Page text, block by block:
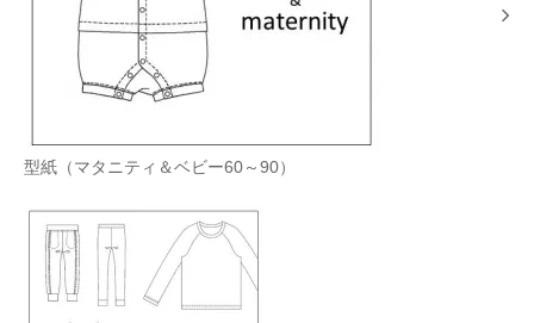
型紙（マタニティ＆ベビー60～90）